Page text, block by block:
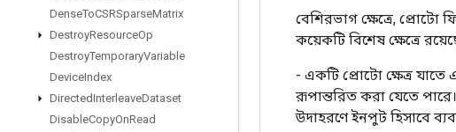
DenseToCSRSparseMatrix
DestroyResourceOp
DestroyTemporaryVariable
DeviceIndex
DirectedInterleaveDataset
DisableCopyOnRead
বেশিরভাগ ক্ষেত্রে,
কয়েকটি বিশেষ ক্ষেত্রে
- একটি প্রোটো ক্ষেত্র যাতে
রূপান্তরিত করা যেতে
উদাহরণে ইনপুট হিসাবে